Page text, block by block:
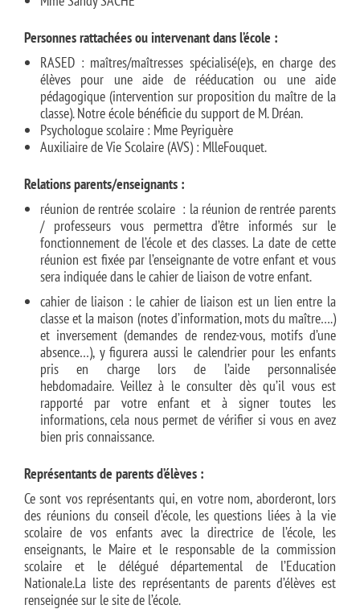
Personnes rattachées ou intervenant dans l’école :
RASED : maîtres/maîtresses spécialisé(e)s, en charge des
élèves pour une aide de rééducation ou une aide
pédagogique (intervention sur proposition du maître de la
classe). Notre école bénéficie du support de M. Dréan.
Psychologue scolaire : Mme Peyriguère
Auxiliaire de Vie Scolaire (AVS) : MlleFouquet.
Relations parents/enseignants :
réunion de rentrée scolaire : la réunion de rentrée parents
/ professeurs vous permettra d’être informés sur le
fonctionnement de l’école et des classes. La date de cette
réunion est fixée par l’enseignante de votre enfant et vous
sera indiquée dans le cahier de liaison de votre enfant.
cahier de liaison : le cahier de liaison est un lien entre la
classe et la maison (notes d’information, mots du maître….)
et inversement (demandes de rendez-vous, motifs d’une
absence…), y figurera aussi le calendrier pour les enfants
pris en charge lors de l’aide personnalisée
hebdomadaire. Veillez à le consulter dès qu’il vous est
rapporté par votre enfant et à signer toutes les
informations, cela nous permet de vérifier si vous en avez
bien pris connaissance.
Représentants de parents d’élèves :
Ce sont vos représentants qui, en votre nom, aborderont, lors
des réunions du conseil d’école, les questions liées à la vie
scolaire de vos enfants avec la directrice de l’école, les
enseignants, le Maire et le responsable de la commission
scolaire et le délégué départemental de l’Education
Nationale.La liste des représentants de parents d’élèves est
renseignée sur le site de l’école.